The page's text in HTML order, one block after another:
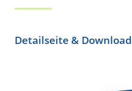
Detailseite & Download